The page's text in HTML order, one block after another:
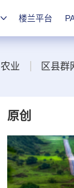
楼兰平台
农业 区县群
原创